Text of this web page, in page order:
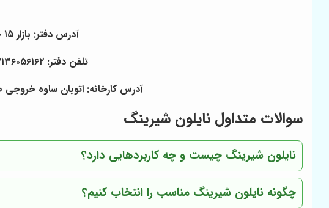
آدرس دفتر: بازار ۱۵ خرداد خیابان پامنار روبروی بانک صادرات ساختمان گل پلاک ۹
تلفن دفتر: ۰۲۱۳۶۰۵۶۱۶۲ - ۰۲۱۳۳۹۵۲۱۷۹ - همراه ۰۹۱۲۲۴۷۱۹۱۲ ۰۹۲۱۲۵۳۹۹۴۹ فرهادی
آدرس کارخانه: اتوبان ساوه خروجی
سوالات متداول نایلون شیرینگ
نایلون شیرینگ چیست و چه کاربردهایی دارد؟
چگونه نایلون شیرینگ مناسب را انتخاب کنیم؟